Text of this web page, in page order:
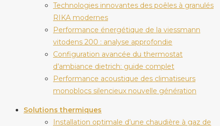
Technologies innovantes des poêles à granulés
RIKA modernes
Performance énergétique de la viessmann
vitodens 200 : analyse approfondie
Configuration avancée du thermostat
d’ambiance dietrich: guide complet
Performance acoustique des climatiseurs
monoblocs silencieux nouvelle génération
Solutions thermiques
Installation optimale d’une chaudière à gaz de